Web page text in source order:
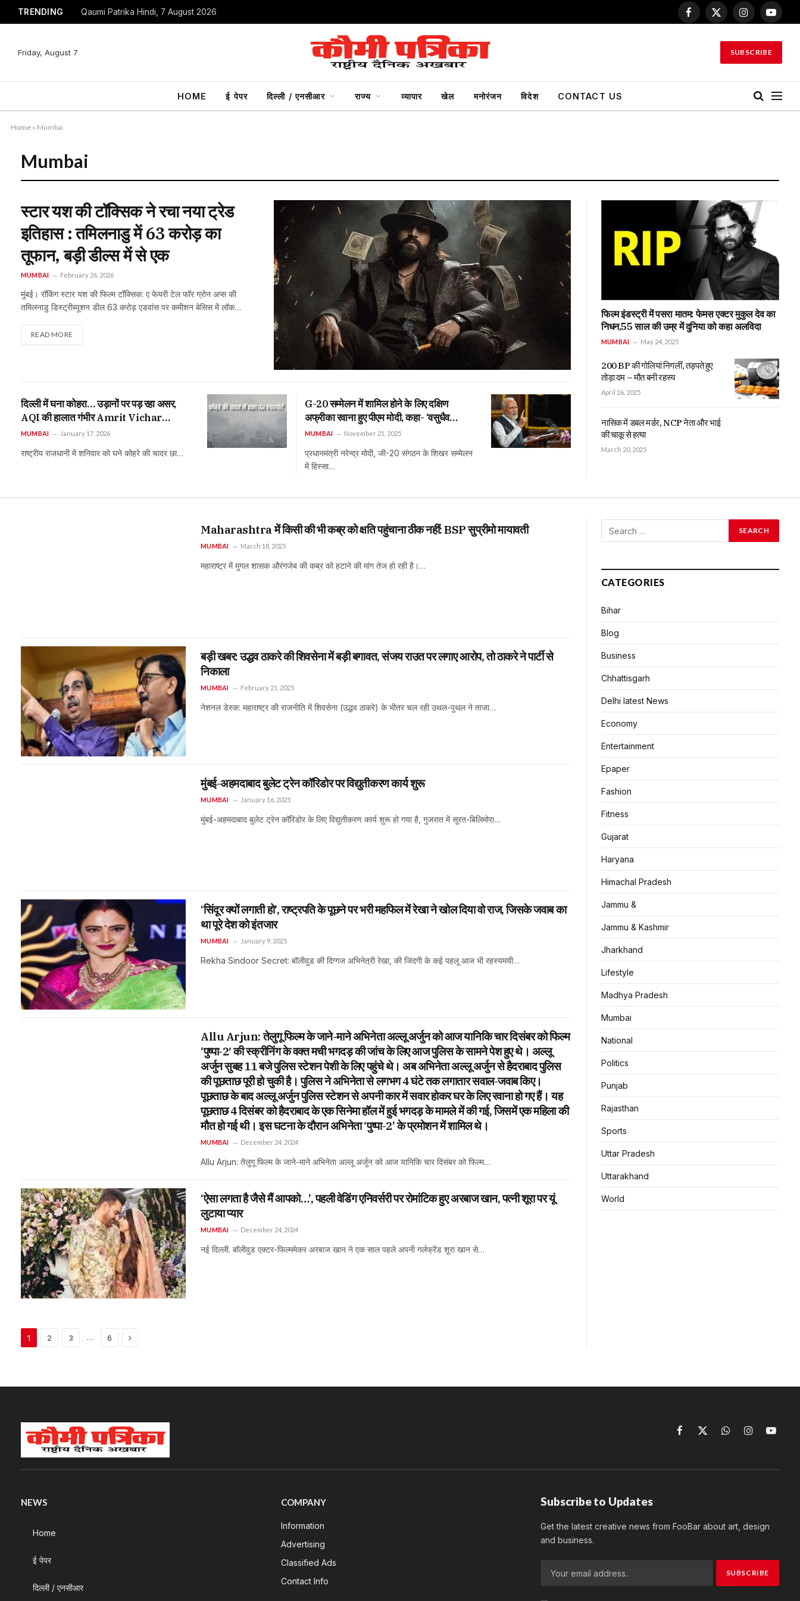
TRENDING Qaumi Patrika Hindi, 7 August 2026
Facebook
X
Instagram
Friday, August 7 SUBSCRIBE
HOME ई पेपर दिल्ली / एनसीआर राज्य व्यापार खेल मनोरंजन विदेश CONTACT US
Home » Mumbai
Mumbai
स्टार यश की टॉक्सिक ने रचा नया ट्रेड
इतिहास : तमिलनाडु में 63 करोड़ का
तूफान, बड़ी डील्स में से एक
MUMBAI February 26, 2026
मुंबई। रॉकिंग स्टार यश की फिल्म टॉक्सिक: ए फेयरी टेल फॉर ग्रोन अप्स की
तमिलनाडु डिस्ट्रीब्यूशन डील 63 करोड़ एडवांस पर कमीशन बेसिस में लॉक…
READ MORE
दिल्ली में घना कोहरा… उड़ानों पर पड़ रहा असर,
AQI की हालात गंभीर Amrit Vichar
Network Published By Anjali
दिल्ली में घना कोहरा… उड़ानों पर पड़ रहा असर,
MUMBAI January 17, 2026
राष्ट्रीय राजधानी में शनिवार को घने कोहरे की चादर छा…
G-20 सम्मेलन में शामिल होने के लिए दक्षिण
अफ्रीका रवाना हुए पीएम मोदी, कहा- ‘वसुधैव
कुटुम्बकम’ के आधार पर रखेंगे भारत का नजरिया
MUMBAI November 21, 2025
प्रधानमंत्री नरेन्द्र मोदी, जी-20 संगठन के शिखर सम्मेलन
में हिस्सा…
फिल्म इंडस्ट्री में पसरा मातम: फेमस एक्टर मुकुल देव का
निधन,55 साल की उम्र में दुनिया को कहा अलविदा
MUMBAI May 24, 2025
200 BP की गोलियां निगलीं, तड़पते हुए
तोड़ा दम – मौत बनी रहस्य
April 26, 2025
नासिक में डबल मर्डर, NCP नेता और भाई
की चाकू से हत्या
March 20, 2025
Maharashtra में किसी की भी कब्र को क्षति पहुंचाना ठीक नहीं: BSP सुप्रीमो मायावती
MUMBAI March 18, 2025
महाराष्ट्र में मुगल शासक औरंगजेब की कब्र को हटाने की मांग तेज हो रही है।…
बड़ी खबर: उद्धव ठाकरे की शिवसेना में बड़ी बगावत, संजय राउत पर लगाए आरोप, तो ठाकरे ने पार्टी से
निकाला
MUMBAI February 21, 2025
नेशनल डेस्क: महाराष्ट्र की राजनीति में शिवसेना (उद्धव ठाकरे) के भीतर चल रही उथल-पुथल ने ताजा…
मुंबई-अहमदाबाद बुलेट ट्रेन कॉरिडोर पर विद्युतीकरण कार्य शुरू
MUMBAI January 16, 2025
मुंबई-अहमदाबाद बुलेट ट्रेन कॉरिडोर के लिए विद्युतीकरण कार्य शुरू हो गया है, गुजरात में सूरत-बिलिमोरा…
‘सिंदूर क्यों लगाती हो’, राष्ट्रपति के पूछने पर भरी महफिल में रेखा ने खोल दिया वो राज, जिसके जवाब का
था पूरे देश को इंतजार
MUMBAI January 9, 2025
Rekha Sindoor Secret: बॉलीवुड की दिग्गज अभिनेत्री रेखा, की जिंदगी के कई पहलू आज भी रहस्यमयी…
Allu Arjun: तेलुगू फिल्म के जाने-माने अभिनेता अल्लू अर्जुन को आज यानिकि चार दिसंबर को फिल्म
‘पुष्पा-2′ की स्क्रीनिंग के वक्त मची भगदड़ की जांच के लिए आज पुलिस के सामने पेश हुए थे। अल्लू
अर्जुन सुबह 11 बजे पुलिस स्टेशन पेशी के लिए पहुंचे थे। अब अभिनेता अल्लू अर्जुन से हैदराबाद पुलिस
की पूछताछ पूरी हो चुकी है। पुलिस ने अभिनेता से लगभग 4 घंटे तक लगातार सवाल-जवाब किए।
पूछताछ के बाद अल्लू अर्जुन पुलिस स्टेशन से अपनी कार में सवार होकर घर के लिए रवाना हो गए हैं। यह
पूछताछ 4 दिसंबर को हैदराबाद के एक सिनेमा हॉल में हुई भगदड़ के मामले में की गई, जिसमें एक महिला की
मौत हो गई थी। इस घटना के दौरान अभिनेता ‘पुष्पा-2’ के प्रमोशन में शामिल थे।
MUMBAI December 24, 2024
Allu Arjun: तेलुगू फिल्म के जाने-माने अभिनेता अल्लू अर्जुन को आज यानिकि चार दिसंबर को फिल्म…
‘ऐसा लगता है जैसे मैं आपको…’, पहली वेडिंग एनिवर्सरी पर रोमांटिक हुए अरबाज खान, पत्नी शूरा पर यूं
लुटाया प्यार
MUMBAI December 24, 2024
नई दिल्ली. बॉलीवुड एक्टर-फिल्ममेकर अरबाज खान ने एक साल पहले अपनी गर्लफ्रेंड शूरा खान से…
1 2 3 … 6 Next
CATEGORIES
Bihar
Blog
Business
Chhattisgarh
Delhi latest News
Economy
Entertainment
Epaper
Fashion
Fitness
Gujarat
Haryana
Himachal Pradesh
Jammu &
Jammu & Kashmir
Jharkhand
Lifestyle
Madhya Pradesh
Mumbai
National
Politics
Punjab
Rajasthan
Sports
Uttar Pradesh
Uttarakhand
World
Facebook
X
WhatsAppInstagram
NEWS
Home
ई पेपर
दिल्ली / एनसीआर
COMPANY
Information
Advertising
Classified Ads
Contact Info
Subscribe to Updates
Get the latest creative news from FooBar about art, design
and business.